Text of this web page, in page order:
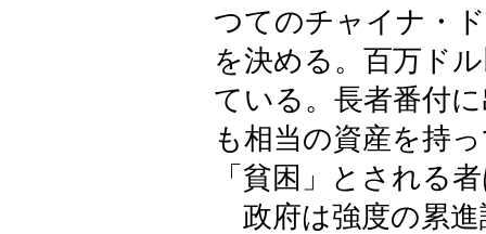
つてのチャイナ・
を決める。百万ド
ている。長者番付
も相当の資産を持
「貧困」とされる
政府は強度の累進